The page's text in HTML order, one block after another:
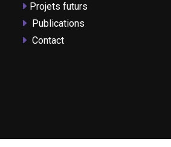
Projets futurs
Publications
Contact